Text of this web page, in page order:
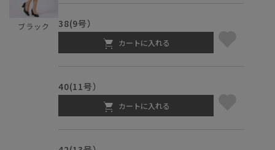
ブラック 38(9号）
カートに入れる
40(11号）
カートに入れる